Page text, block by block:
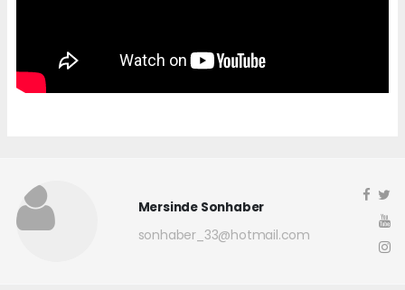
Mersinde Sonhaber
sonhaber_33@hotmail.com